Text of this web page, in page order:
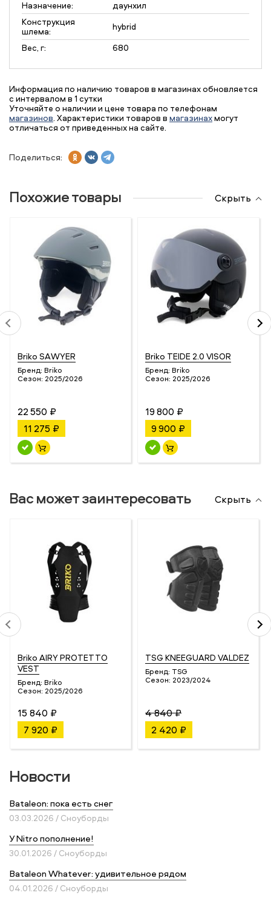
Назначение:
даунхил
Конструкция
шлема:
hybrid
Вес, г:
680
Информация по наличию товаров в магазинах обновляется
с интервалом в 1 сутки
Уточняйте о наличии и цене товара по телефонам
магазинов. Характеристики товаров в магазинахмогут
отличаться от приведенных на сайте.
Поделиться:
Похожие товары Скрыть
Briko SAWYER
Бренд: Briko
Сезон: 2025/2026
22 550 ₽
11 275 ₽
Briko TEIDE 2.0 VISOR
Бренд: Briko
Сезон: 2025/2026
19 800 ₽
9 900 ₽
Вас может заинтересовать Скрыть
Briko AIRY PROTETTO
VEST
Бренд: Briko
Сезон: 2025/2026
15 840 ₽
7 920 ₽
TSG KNEEGUARD VALDEZ
Бренд: TSG
Сезон: 2023/2024
4 840 ₽
2 420 ₽
Новости
Bataleon: пока есть снег
03.03.2026 / Сноуборды
У Nitro пополнение!
30.01.2026 / Сноуборды
Bataleon Whatever: удивительное рядом
04.01.2026 / Сноуборды